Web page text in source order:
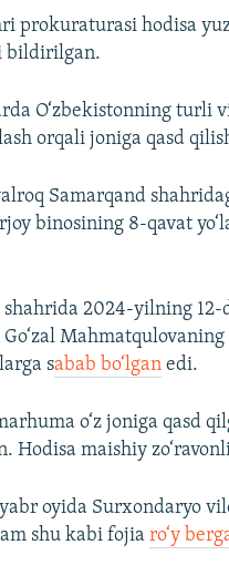
prokuraturasi hodisa
bildirilgan.
O‘zbekistonning
orqali joniga qasd
Samarqand
binosining 8-qavat
shahrida 2024-yilning
sabab bo‘lgan edi.
o‘z joniga qasd
Hodisa maishiy
oyida Surxondaryo
shu kabi fojiaro‘y